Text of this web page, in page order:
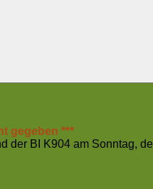
Suchen
gegeben ***
der BI K904 am Sonntag,